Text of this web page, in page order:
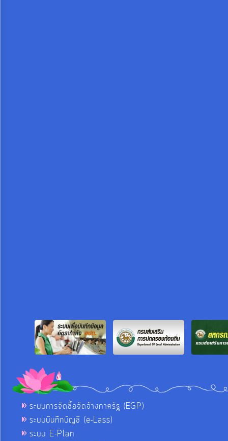
ระบบการจัดซื้อจัดจ้างภาครัฐ (EGP)
ระบบบันทึกบัญชี (e-Lass)
ระบบ E-Plan